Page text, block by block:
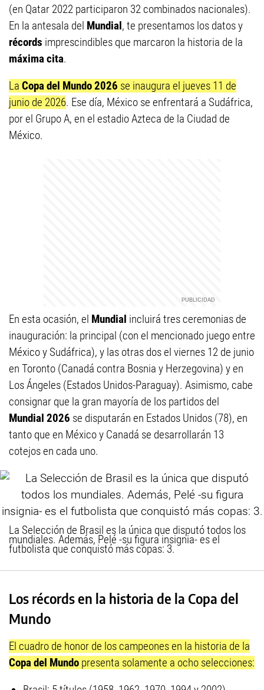
(en Qatar 2022 participaron 32 combinados nacionales).
En la antesala del Mundial, te presentamos los datos y
récords imprescindibles que marcaron la historia de la
máxima cita.
La Copa del Mundo 2026 se inaugura el jueves 11 de
junio de 2026. Ese día, México se enfrentará a Sudáfrica,
por el Grupo A, en el estadio Azteca de la Ciudad de
México.
En esta ocasión, el Mundial incluirá tres ceremonias de
inauguración: la principal (con el mencionado juego entre
México y Sudáfrica), y las otras dos el viernes 12 de junio
en Toronto (Canadá contra Bosnia y Herzegovina) y en
Los Ángeles (Estados Unidos-Paraguay). Asimismo, cabe
consignar que la gran mayoría de los partidos del
Mundial 2026 se disputarán en Estados Unidos (78), en
tanto que en México y Canadá se desarrollarán 13
cotejos en cada uno.
La Selección de Brasil es la única que disputó todos los
mundiales. Además, Pelé -su figura insignia- es el
futbolista que conquistó más copas: 3.
Los récords en la historia de la Copa del
Mundo
El cuadro de honor de los campeones en la historia de la
Copa del Mundo presenta solamente a ocho selecciones: